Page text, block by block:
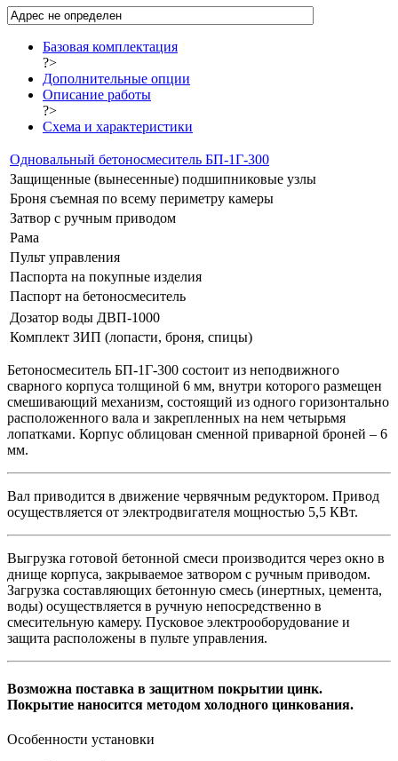
Базовая комплектация
?>
Дополнительные опции
Описание работы
?>
Схема и характеристики
Одновальный бетоносмеситель БП-1Г-300
Защищенные (вынесенные) подшипниковые узлы
Броня съемная по всему периметру камеры
Затвор с ручным приводом
Рама
Пульт управления
Паспорта на покупные изделия
Паспорт на бетоносмеситель
Дозатор воды ДВП-1000
Комплект ЗИП (лопасти, броня, спицы)
Бетоносмеситель БП-1Г-300 состоит из неподвижного
сварного корпуса толщиной 6 мм, внутри которого размещен
смешивающий механизм, состоящий из одного горизонтально
расположенного вала и закрепленных на нем четырьмя
лопатками. Корпус облицован сменной приварной броней – 6
мм.
Вал приводится в движение червячным редуктором. Привод
осуществляется от электродвигателя мощностью 5,5 КВт.
Выгрузка готовой бетонной смеси производится через окно в
днище корпуса, закрываемое затвором с ручным приводом.
Загрузка составляющих бетонную смесь (инертных, цемента,
воды) осуществляется в ручную непосредственно в
смесительную камеру. Пусковое электрооборудование и
защита расположены в пульте управления.
Возможна поставка в защитном покрытии цинк.
Покрытие наносится методом холодного цинкования.
Особенности установки